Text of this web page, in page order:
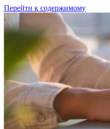
Перейти к содержимому